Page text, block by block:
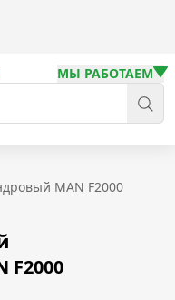
МЫ РАБОТАЕМ
MAN F2000
F2000